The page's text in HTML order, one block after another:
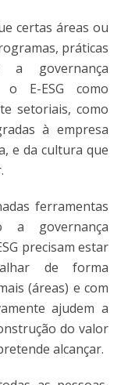
certas áreas ou
práticas
a governança
o E-ESG como
setoriais, como
à empresa
e da cultura que
ferramentas
a governança
precisam estar
de forma
(áreas) e com
ajudem a
do valor
alcançar.